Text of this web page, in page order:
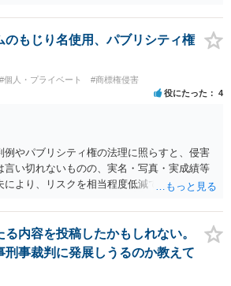
のもじり名使用、パブリシティ権
#個人・プライベート #商標権侵害
役にたった 4
例やパブリシティ権の法理に照らすと、侵害
言い切れないものの、実名・写真・実成績等
により、リスクを相当程度低減できる設計に
、裁判で争われた場合に「専ら顧客吸引力の
断される余地を残すため、一定の注意が必要
有無は、侵害判断に一定の影響を与える可能
要因ではありません。 パブリシティ権侵害の
吸引力の利用を目的とするか」という点で判
内容を投稿したかもしれない。
刑事裁判に発展しうるのか教えて